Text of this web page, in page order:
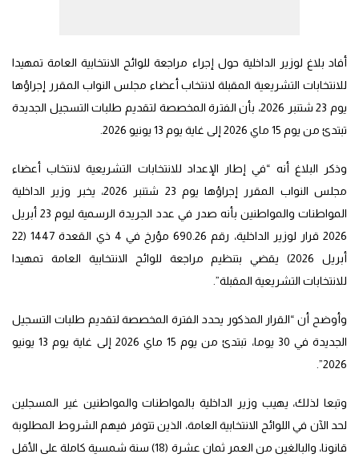
أفاد بلاغ لوزير الداخلية حول إجراء مراجعة للوائح الانتخابية العامة تمهيدا
للانتخابات التشريعية المقبلة لانتخاب أعضاء مجلس النواب المقرر إجراؤها
يوم 23 شتنبر 2026، بأن الفترة المخصصة لتقديم طلبات التسجيل الجديدة
تبتدئ من يوم 15 ماي 2026 إلى غاية يوم 13 يونيو 2026.
وذكر البلاغ أنه “في إطار الإعداد للانتخابات التشريعية لانتخاب أعضاء
مجلس النواب المقرر إجراؤها يوم 23 شتنبر 2026، يخبر وزير الداخلية
المواطنات والمواطنين بأنه صدر في عدد الجريدة الرسمية ليوم 23 أبريل
2026 قرار لوزير الداخلية، رقم 690.26 مؤرخ في 4 ذي القعدة 1447 (22
أبريل 2026) يقضي بتنظيم مراجعة للوائح الانتخابية العامة تمهيدا
للانتخابات التشريعية المقبلة”.
وأوضح أن “القرار المذكور يحدد الفترة المخصصة لتقديم طلبات التسجيل
الجديدة في 30 يوما، تبتدئ من يوم 15 ماي 2026 إلى غاية يوم 13 يونيو
2026”.
وتبعا لذلك، يهيب وزير الداخلية بالمواطنات والمواطنين غير المسجلين
لحد الآن في اللوائح الانتخابية العامة، الذين تتوفر فيهم الشروط المطلوبة
قانونا، والبالغين من العمر ثمان عشرة (18) سنة شمسية كاملة على الأقل